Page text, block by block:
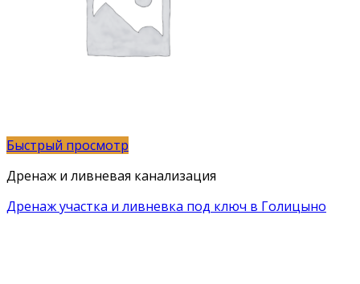
Быстрый просмотр
Дренаж и ливневая канализация
Дренаж участка и ливневка под ключ в Голицыно